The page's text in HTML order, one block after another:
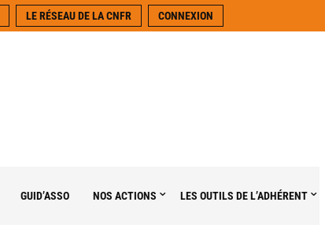
LE RÉSEAU DE LA CNFR CONNEXION
GUID’ASSO NOS ACTIONS LES OUTILS DE L’ADHÉRENT